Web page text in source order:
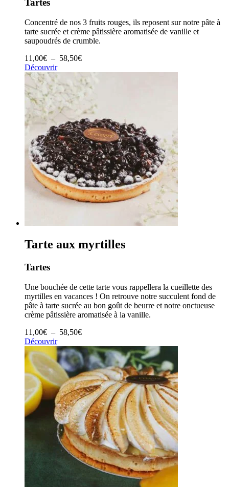
Tartes
Concentré de nos 3 fruits rouges, ils reposent sur notre pâte à
tarte sucrée et crème pâtissière aromatisée de vanille et
saupoudrés de crumble.
11,00€ – 58,50€Plage
11,00€
à
58,50€
Découvrir
Tarte aux myrtilles
Tartes
Une bouchée de cette tarte vous rappellera la cueillette des
myrtilles en vacances ! On retrouve notre succulent fond de
pâte à tarte sucrée au bon goût de beurre et notre onctueuse
crème pâtissière aromatisée à la vanille.
11,00€ – 58,50€Plage
prix :
11,00€
à
58,50€
Découvrir